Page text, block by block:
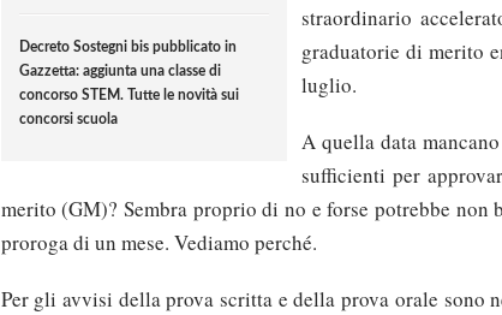
Decreto Sostegni bis pubblicato in
Gazzetta: aggiunta una classe di
concorso STEM. Tutte le novità sui
concorsi scuola
straordinario
graduatorie di merito
luglio.
A quella data
sufficienti per
merito (GM)? Sembra proprio di no e forse potrebbe non
proroga di un mese. Vediamo perché.
Per gli avvisi della prova scritta e della prova orale sono